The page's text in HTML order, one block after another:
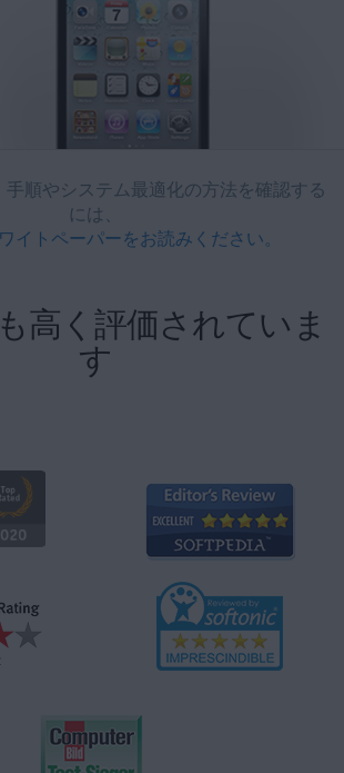
手順やシステム最適化の方法を確認する
には、
イトペーパーをお読みください。
高く評価されていま
す